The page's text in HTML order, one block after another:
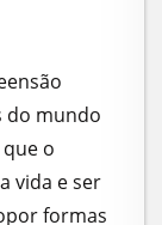
do mundo
o
vida e ser
formas